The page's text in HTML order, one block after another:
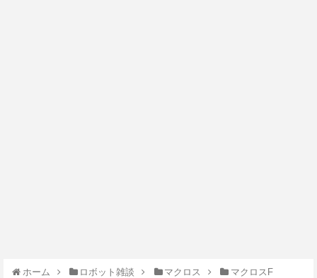
ホーム ロボット雑談 マクロス マクロスF